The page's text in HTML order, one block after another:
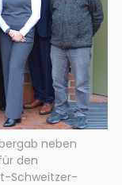
neben
den
Schweitzer-